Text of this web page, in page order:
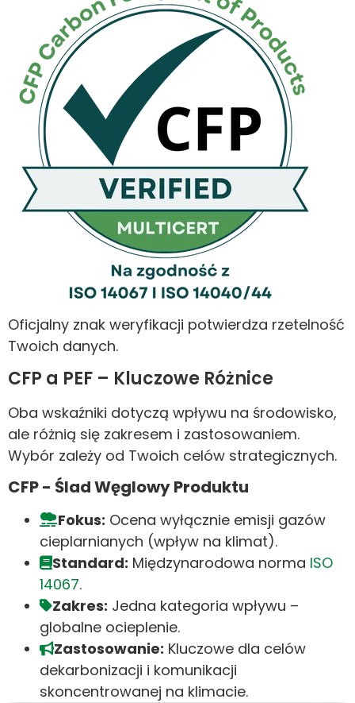
Oficjalny znak weryfikacji potwierdza rzetelność
Twoich danych.
CFP a PEF – Kluczowe Różnice
Oba wskaźniki dotyczą wpływu na środowisko,
ale różnią się zakresem i zastosowaniem.
Wybór zależy od Twoich celów strategicznych.
CFP - Ślad Węglowy Produktu
Fokus: Ocena wyłącznie emisji gazów
cieplarnianych (wpływ na klimat).
Standard: Międzynarodowa norma ISO
14067.
Zakres: Jedna kategoria wpływu –
globalne ocieplenie.
Zastosowanie: Kluczowe dla celów
dekarbonizacji i komunikacji
skoncentrowanej na klimacie.